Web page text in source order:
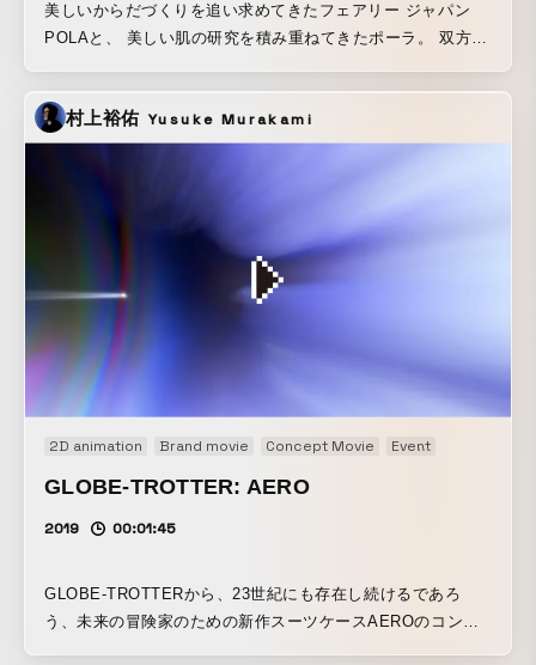
美しいからだづくりを追い求めてきたフェアリー ジャパン
POLAと、 美しい肌の研究を積み重ねてきたポーラ。 双方の
それが「BI-HA-DANCE」です。
村上裕佑 Yusuke Murakami
2D animation Brand movie Concept Movie Event
GLOBE-TROTTER: AERO
2019 00:01:45
GLOBE-TROTTERから、23世紀にも存在し続けるであろ
う、未来の冒険家のための新作スーツケースAEROのコンセ